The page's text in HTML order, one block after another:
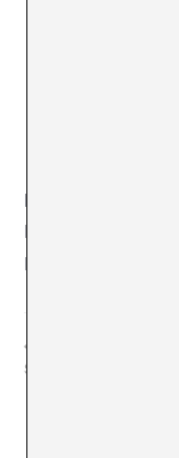
LOCAL
Església Parroquial
Plaça Major, 2, El
Serarols